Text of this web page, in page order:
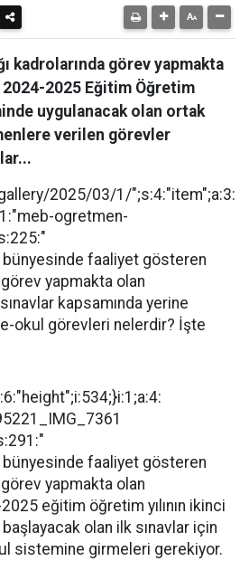
kadrolarında görev yapmakta
2025 Eğitim Öğretim
uygulanacak olan ortak
verilen görevler
2025/03/1/";s:4:"item";a:3:
ogretmen-
bünyesinde faaliyet gösteren
yapmakta olan
kapsamında yerine
okul görevleri nelerdir? İşte
bünyesinde faaliyet gösteren
yapmakta olan
eğitim öğretim yılının ikinci
olan ilk sınavlar için
sistemine girmeleri gerekiyor.